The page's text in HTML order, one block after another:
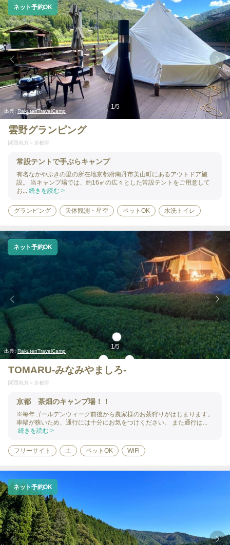
出典:RakutenTravelCamp
1/5
ネット予約OK
雲野グランピング
関西地方 京都府
常設テントで手ぶらキャンプ
有名なかやぶきの里の所在地京都府南丹市美山町にあるアウトドア施
設。 当キャンプ場では、約16㎡の広々とした常設テントをご用意して
お... 続きを読む >
グランピング 天体観測・星空 ペットOK 水洗トイレ
出典: RakutenTravelCamp
1/5
ネット予約OK
TOMARU-みなみやましろ-
関西地方 京都府
京都 茶畑のキャンプ場！！
※毎年ゴールデンウィーク前後から農家様のお茶狩りがはじまります。
車幅が狭いため、通行には十分にお気をつけください。 また通行は...
続きを読む >
フリーサイト 土 ペットOK WiFi
ネット予約OK